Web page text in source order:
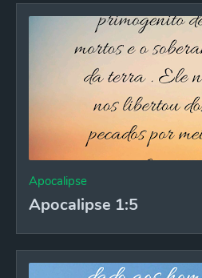
Apocalipse
Apocalipse 1:5